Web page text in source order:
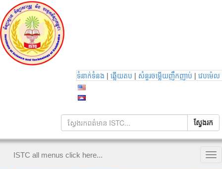
ទំនាក់ទំនង | ឆ្លើយតប | សំនួរចម្លើយញឹកញាប់ | វេបម៉េល
ISTC all menus click here...